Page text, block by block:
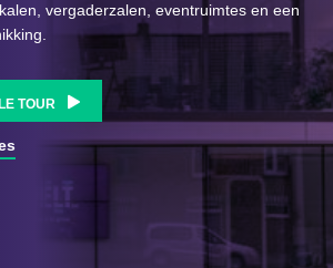
vergaderzalen, eventruimtes en een
TOUR